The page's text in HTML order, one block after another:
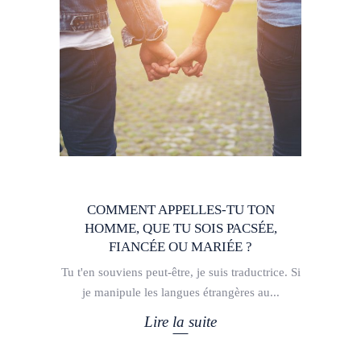
COMMENT APPELLES-TU TON
HOMME, QUE TU SOIS PACSÉE,
FIANCÉE OU MARIÉE ?
Tu t'en souviens peut-être, je suis traductrice. Si
je manipule les langues étrangères au
Lire la suite